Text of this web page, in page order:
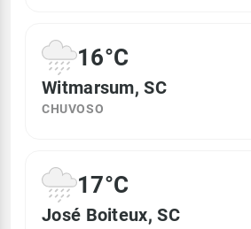
16°C
Witmarsum, SC
CHUVOSO
17°C
José Boiteux, SC